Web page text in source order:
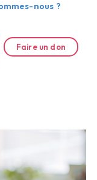
nous ?
Faire un don